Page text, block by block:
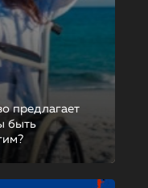
предлагает
быть